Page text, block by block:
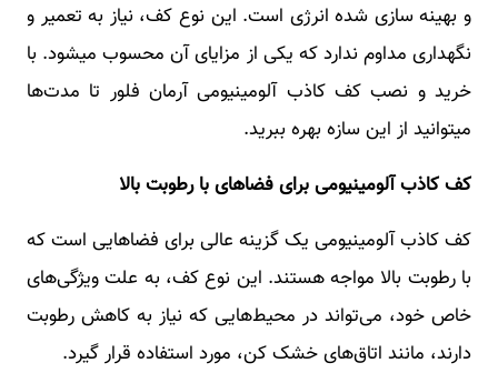
و بهینه سازی ‌شده ‌انرژی است. این نوع کف، نیاز به تعمیر و
نگهداری مداوم ندارد که یکی از مزایای آن محسوب میشود. با
خرید و نصب کف کاذب آلومینیومی آرمان فلور تا مدت‌ها
میتوانید از این سازه بهره ببرید.
کف کاذب آلومینیومی برای فضاهای با رطوبت بالا
کف کاذب آلومینیومی یک گزینه عالی برای فضاهایی است که
با رطوبت بالا مواجه هستند. این نوع کف، به علت ویژگی‌های
خاص خود، می‌تواند در محیط‌هایی که نیاز به کاهش رطوبت
دارند، مانند اتاق‌های خشک کن، مورد استفاده قرار گیرد.